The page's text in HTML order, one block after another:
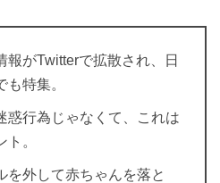
がTwitterで拡散され、日
特集。
惑行為じゃなくて、これは
。
を外して赤ちゃんを落と